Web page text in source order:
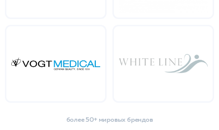
более 50+ мировых брендов